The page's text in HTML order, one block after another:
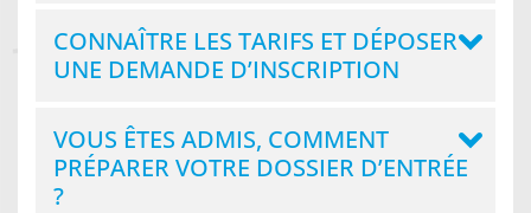
CONNAÎTRE LES TARIFS ET DÉPOSER
UNE DEMANDE D’INSCRIPTION
VOUS ÊTES ADMIS, COMMENT
PRÉPARER VOTRE DOSSIER D’ENTRÉE
?